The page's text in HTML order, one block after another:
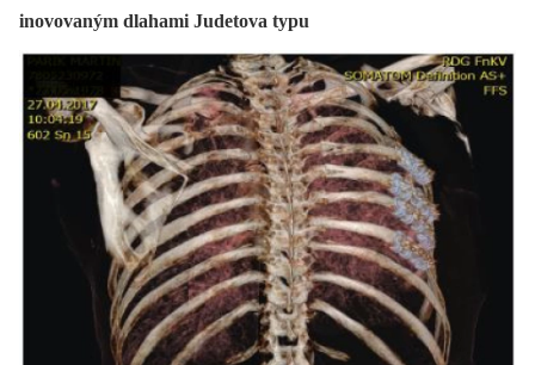
inovovaným dlahami Judetova typu